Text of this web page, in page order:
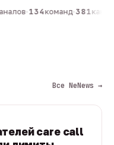
·134команд·381
Все NeNews →
care call